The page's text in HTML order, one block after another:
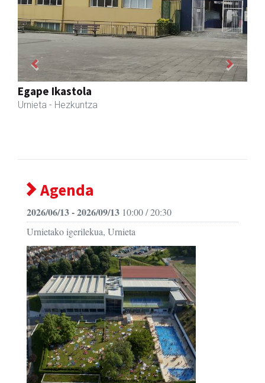
Ikasmin ikasketa zentroa
Urnieta - Ikasketa zentroak
Previous Next
Agenda
2026/06/13 - 2026/09/13 10:00 / 20:30
Urnietako igerilekua, Urnieta